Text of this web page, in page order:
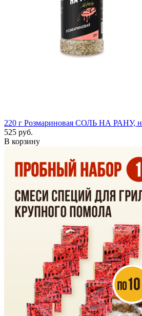
220 г Розмариновая СОЛЬ НА РАНУ,
525 руб.
В корзину